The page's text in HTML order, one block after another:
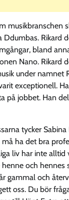
musikbranschen
Ddumbas. Rikard
bland
Nano. Rikard
under namnet
exceptionell.
på jobbet. Han
tycker
må ha det bra
liv har inte alltid
och hennes
gammal och
oss. Du bör